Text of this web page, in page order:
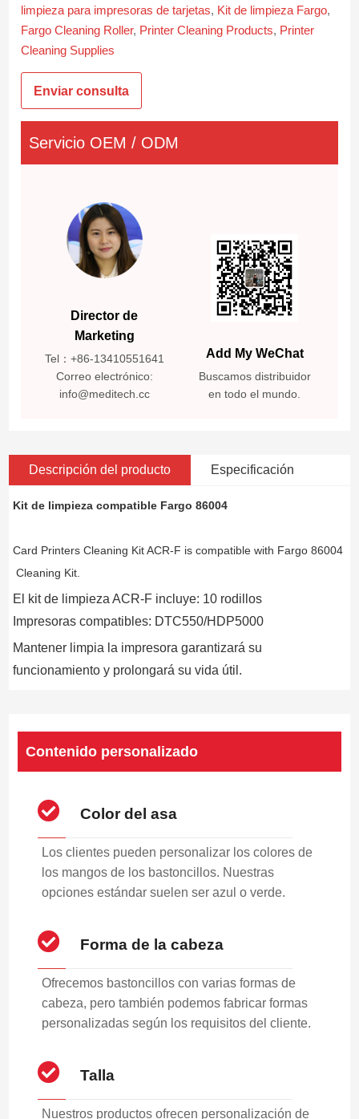
limpieza para impresoras de tarjetas, Kit de limpieza Fargo,
Fargo Cleaning Roller, Printer Cleaning Products, Printer
Cleaning Supplies
Enviar consulta
Servicio OEM / ODM
Director de
Marketing
Tel：+86-13410551641
Correo electrónico:
info@meditech.cc
Add My WeChat
Buscamos distribuidor
en todo el mundo.
Descripción del producto Especificación
Kit de limpieza compatible Fargo 86004
Card Printers Cleaning Kit ACR-F is compatible with Fargo 86004
Cleaning Kit.
El kit de limpieza ACR-F incluye: 10 rodillos
Impresoras compatibles: DTC550/HDP5000
Mantener limpia la impresora garantizará su
funcionamiento y prolongará su vida útil.
Contenido personalizado
Color del asa
Los clientes pueden personalizar los colores de
los mangos de los bastoncillos. Nuestras
opciones estándar suelen ser azul o verde.
Forma de la cabeza
Ofrecemos bastoncillos con varias formas de
cabeza, pero también podemos fabricar formas
personalizadas según los requisitos del cliente.
Talla
Nuestros productos ofrecen personalización de